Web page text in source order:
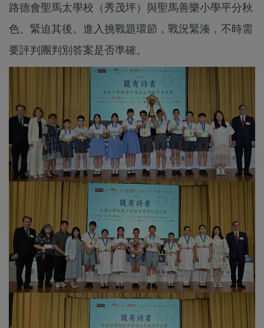
路德會聖馬太學校（秀茂坪）與聖馬善樂小學平分秋
色、緊迫其後。進入挑戰題環節，戰況緊湊，不時需
要評判團判別答案是否準確。